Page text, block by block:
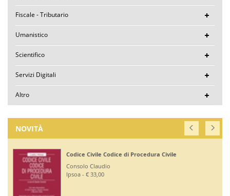
Fiscale - Tributario
Umanistico
Scientifico
Servizi Digitali
Altro
NOVITÀ
Codice Civile Codice di Procedura Civile
Consolo Claudio
Ipsoa - € 33,00